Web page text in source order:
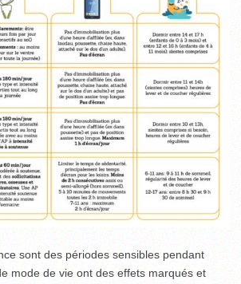
sont des périodes sensibles pendant
mode de vie ont des effets marqués et